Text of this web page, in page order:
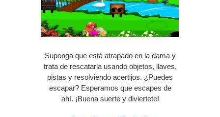
Suponga que está atrapado en la dama y
trata de rescatarla usando objetos, llaves,
pistas y resolviendo acertijos. ¿Puedes
escapar? Esperamos que escapes de
ahí. ¡Buena suerte y diviertete!